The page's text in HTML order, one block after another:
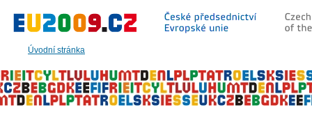
Úvodní stránka
hlavní
|
navigaci
|
vyhledávání